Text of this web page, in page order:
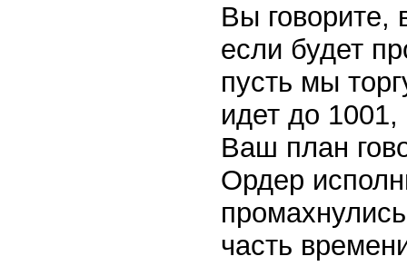
Вы говорите,
если будет
пусть мы
идет до
Ваш план
Ордер
часть